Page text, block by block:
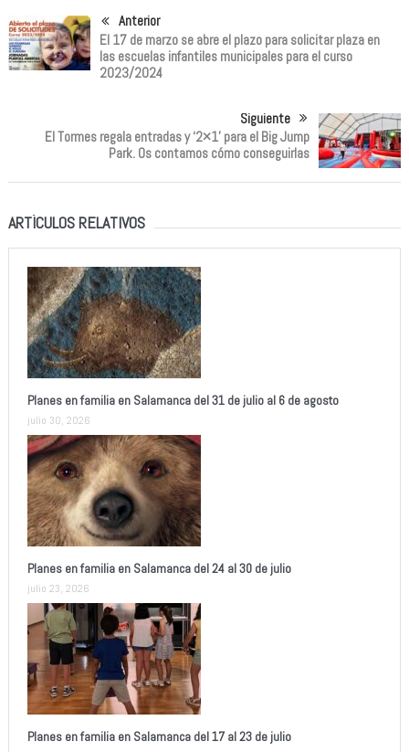
Anterior
El 17 de marzo se abre el plazo para solicitar plaza en
las escuelas infantiles municipales para el curso
2023/2024
Siguiente
El Tormes regala entradas y ‘2×1’ para el Big Jump
Park. Os contamos cómo conseguirlas
ARTÍCULOS RELATIVOS
Planes en familia en Salamanca del 31 de julio al 6 de agosto
julio 30, 2026
Planes en familia en Salamanca del 24 al 30 de julio
julio 23, 2026
Planes en familia en Salamanca del 17 al 23 de julio